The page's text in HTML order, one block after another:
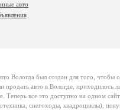
авто
Вологда был создан для того, чтобы
продать авто в Вологде, приходилось
Теперь все это доступно на одном
снегоходы, квадроциклы),